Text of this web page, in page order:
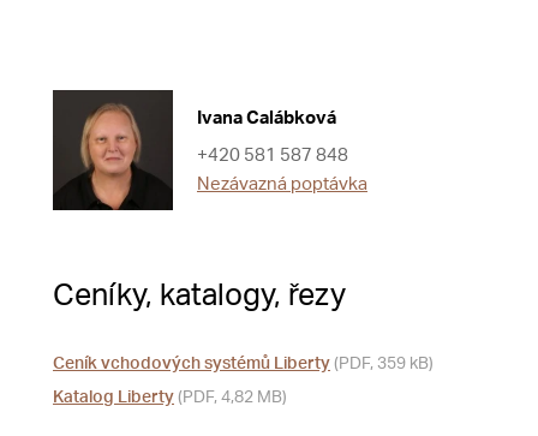
Ivana Calábková
+420 581 587 848
Nezávazná poptávka
Ceníky, katalogy, řezy
Ceník vchodových systémů Liberty (PDF, 359 kB)
Katalog Liberty (PDF, 4,82 MB)